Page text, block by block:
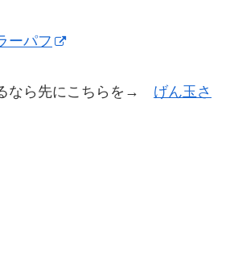
ーパフ
なら先にこちらを→ げん玉さ